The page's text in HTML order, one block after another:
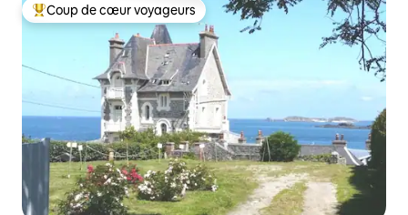
Coup de cœur voyageurs parmi les plus aimés
Coup de cœur voyageurs